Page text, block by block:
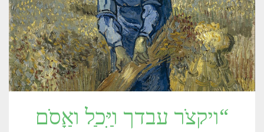
“ויקצֹר עבדך וַיִּכַל ואַָסֹם